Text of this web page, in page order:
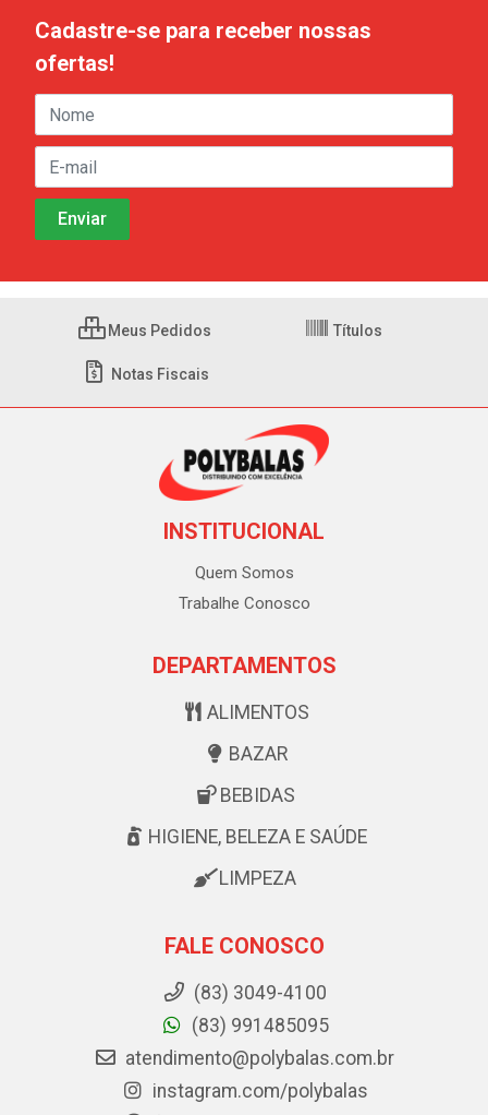
Cadastre-se para receber nossas
ofertas!
Meus Pedidos Títulos
Notas Fiscais
INSTITUCIONAL
Quem Somos
Trabalhe Conosco
DEPARTAMENTOS
ALIMENTOS
BAZAR
BEBIDAS
HIGIENE, BELEZA E SAÚDE
LIMPEZA
FALE CONOSCO
(83) 3049-4100
(83) 991485095
atendimento@polybalas.com.br
instagram.com/polybalas